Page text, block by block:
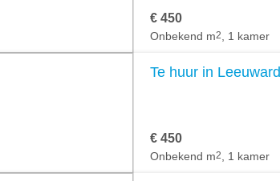
€ 450
Onbekend m2 , 1 kamer
Te huur in
€ 450
Onbekend m2 , 1 kamer